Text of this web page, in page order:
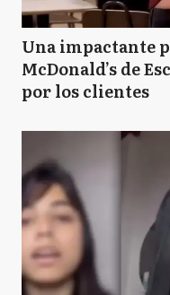
Una impactante
McDonald’s de
por los clientes